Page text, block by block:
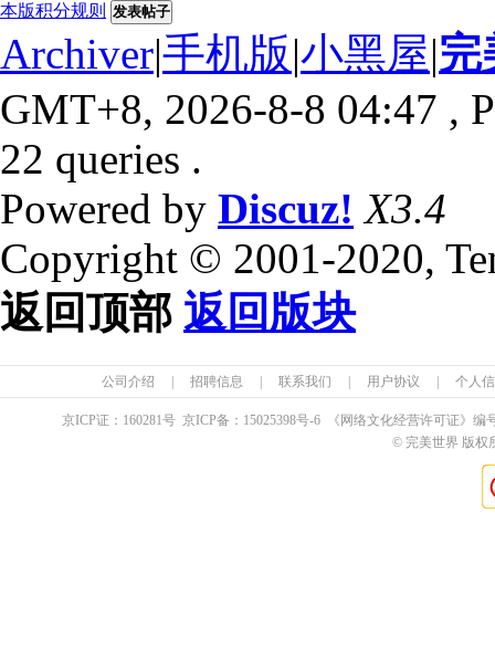
本版积分规则 发表帖子
Archiver|手机版|小黑屋|完
GMT+8, 2026-8-8 04:47 ,
22 queries .
Powered by Discuz! X3.4
Copyright © 2001-2020,
返回顶部 返回版块
公司介绍 招聘信息 联系我们 用户协议 个人
京ICP证： 160281号 京ICP备： 15025398号-6 《网络文化经营许可证》编
© 完美世界 版权